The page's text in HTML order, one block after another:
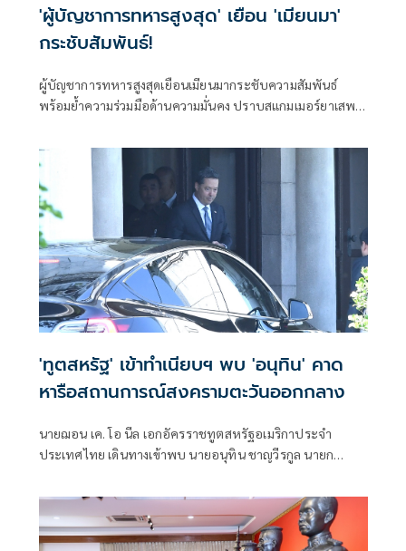
'ผู้บัญชาการทหารสูงสุด' เยือน 'เมียนมา'
กระชับสัมพันธ์!
ผู้บัญชาการทหารสูงสุดเยือนเมียนมากระชับความสัมพันธ์
พร้อมย้ำความร่วมมือด้านความมั่นคง ปราบสแกมเมอร์ยาเสพ
ศึกษาในหลักสูตร เสธ. ร่วม
'ทูตสหรัฐ' เข้าทำเนียบฯ พบ 'อนุทิน' คาด
หารือสถานการณ์สงครามตะวันออกกลาง
นายฌอน เค. โอ นีล เอกอัครราชทูตสหรัฐอเมริกาประจำ
ประเทศไทย เดินทางเข้าพบ นายอนุทิน ชาญวีรกูล นายก
คาดว่าเป็นการหารือสถานการณ์ตะวันออกกลาง นอกจากนี้ ยัง
มีนายเอกนิติ นิติทัณฑ์ประภาศ รองนายกรัฐมนตรี และรมว.คลัง
เข้าหารือด้วย